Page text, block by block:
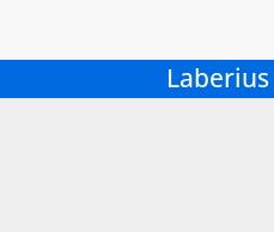
Laberius